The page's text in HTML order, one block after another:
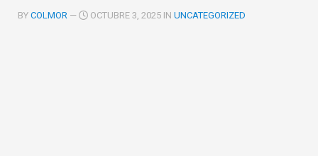
BY COLMOR — OCTUBRE 3, 2025 IN UNCATEGORIZED